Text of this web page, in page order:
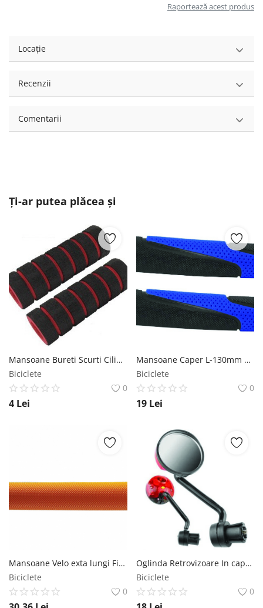
Raportează acest produs
Locație
Recenzii
Comentarii
Ți-ar putea plăcea și
Mansoane Bureti Scurti Cilindrici MX Biciclete
Biciclete
0
4 Lei
Mansoane Caper L-130mm Negru Albastru Syncromate
Biciclete
0
19 Lei
Mansoane Velo exta lungi Fixed XL, lungime 175mm, culoare portocaliu Velo
Biciclete
0
Oglinda Retrovizoare In capatul ghidonului Diametru 50mm Syncromate
Biciclete
0